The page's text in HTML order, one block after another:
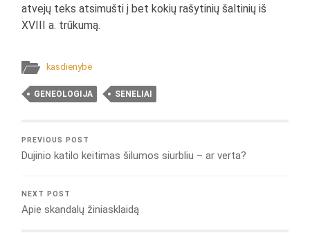
atvejų teks atsimušti į bet kokių rašytinių šaltinių iš
XVIII a. trūkumą.
kasdienybė
GENEOLOGIJA SENELIAI
PREVIOUS POST
Dujinio katilo keitimas šilumos siurbliu – ar verta?
NEXT POST
Apie skandalų žiniasklaidą